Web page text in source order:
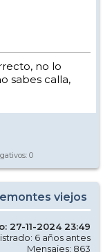
no lo
sabes calla,
0
viejos
27-11-2024 23:49
6 años antes
Mensajes: 863